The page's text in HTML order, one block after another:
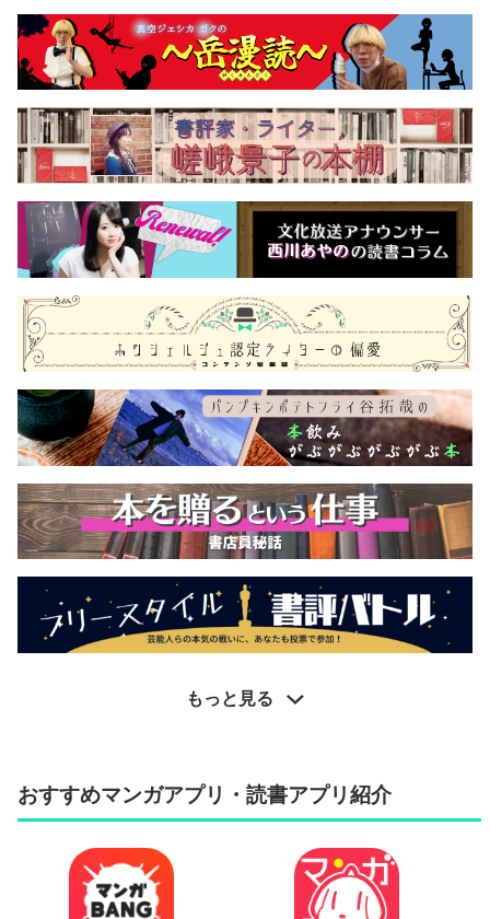
もっと見る
おすすめマンガアプリ・読書アプリ紹介